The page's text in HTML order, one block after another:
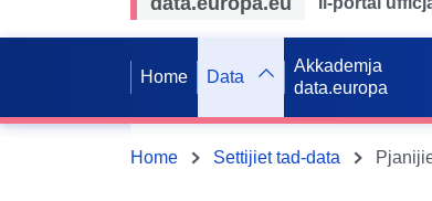
Home Data
Akkademja
data.europa
Home Settijiet tad-data